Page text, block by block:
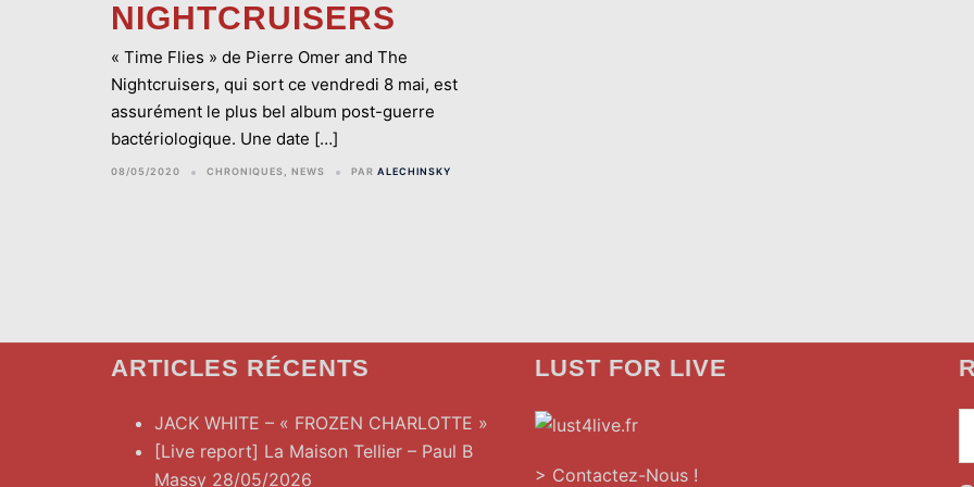
NIGHTCRUISERS
« Time Flies » de Pierre Omer and The
Nightcruisers, qui sort ce vendredi 8 mai, est
assurément le plus bel album post-guerre
bactériologique. Une date […]
08/05/2020 CHRONIQUES NEWS PAR ALECHINSKY
ARTICLES RÉCENTS
JACK WHITE – « FROZEN CHARLOTTE »
[Live report] La Maison Tellier – Paul B
Massy 28/05/2026
LUST FOR LIVE
> Contactez-Nous !